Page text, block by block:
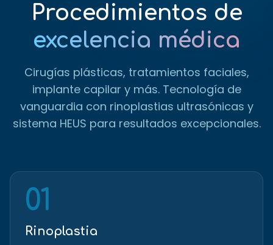
Procedimientos de
excelencia médica
Cirugías plásticas, tratamientos faciales,
implante capilar y más. Tecnología de
vanguardia con rinoplastias ultrasónicas y
sistema HEUS para resultados excepcionales.
01
Rinoplastia